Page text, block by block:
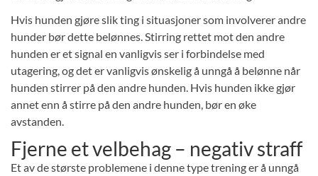
Hvis hunden gjøre slik ting i situasjoner som involverer andre
hunder bør dette belønnes. Stirring rettet mot den andre
hunden er et signal en vanligvis ser i forbindelse med
utagering, og det er vanligvis ønskelig å unngå å belønne når
hunden stirrer på den andre hunden. Hvis hunden ikke gjør
annet enn å stirre på den andre hunden, bør en øke
avstanden.
Fjerne et velbehag – negativ straff
Et av de største problemene i denne type trening er å unngå